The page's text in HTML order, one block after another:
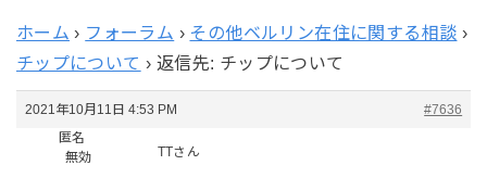
ホーム › フォーラム › その他ベルリン在住に関する相談 ›
チップについて › 返信先: チップについて
2021年10月11日 4:53 PM
#7636
匿名
無効
TTさん